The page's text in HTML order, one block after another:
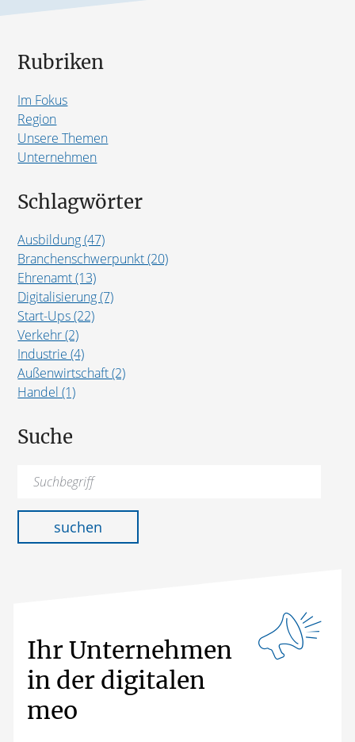
Rubriken
Im Fokus
Region
Unsere Themen
Unternehmen
Schlagwörter
Ausbildung (47)
Branchenschwerpunkt (20)
Ehrenamt (13)
Digitalisierung (7)
Start-Ups (22)
Verkehr (2)
Industrie (4)
Außenwirtschaft (2)
Handel (1)
Suche
Suchen
suchen
Ihr Unternehmen
in der digitalen
meo